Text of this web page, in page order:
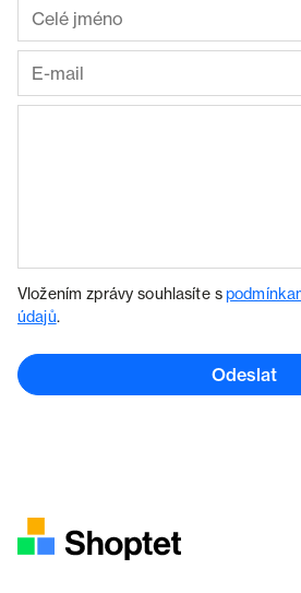
Vložením zprávy souhlasíte s
údajů.
Odeslat